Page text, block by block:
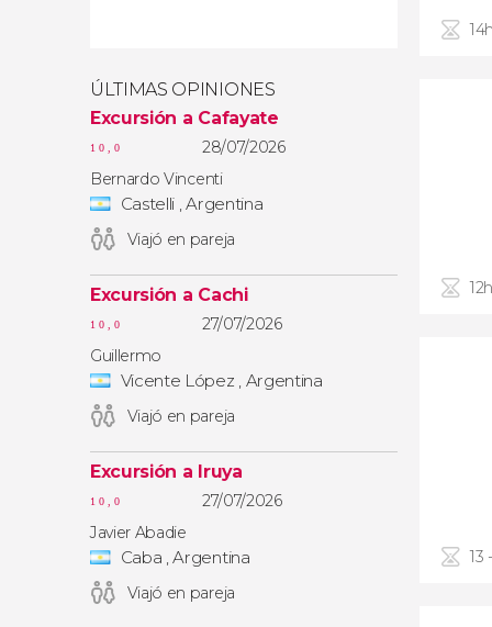
ÚLTIMAS OPINIONES
Excursión a Cafayate
10,0
28/07/2026
Bernardo Vincenti
Castelli , Argentina
Viajó en pareja
Excursión a Cachi
10,0
27/07/2026
Guillermo
Vicente López , Argentina
Viajó en pareja
Excursión a Iruya
10,0
27/07/2026
Javier Abadie
Caba , Argentina
Viajó en pareja
13